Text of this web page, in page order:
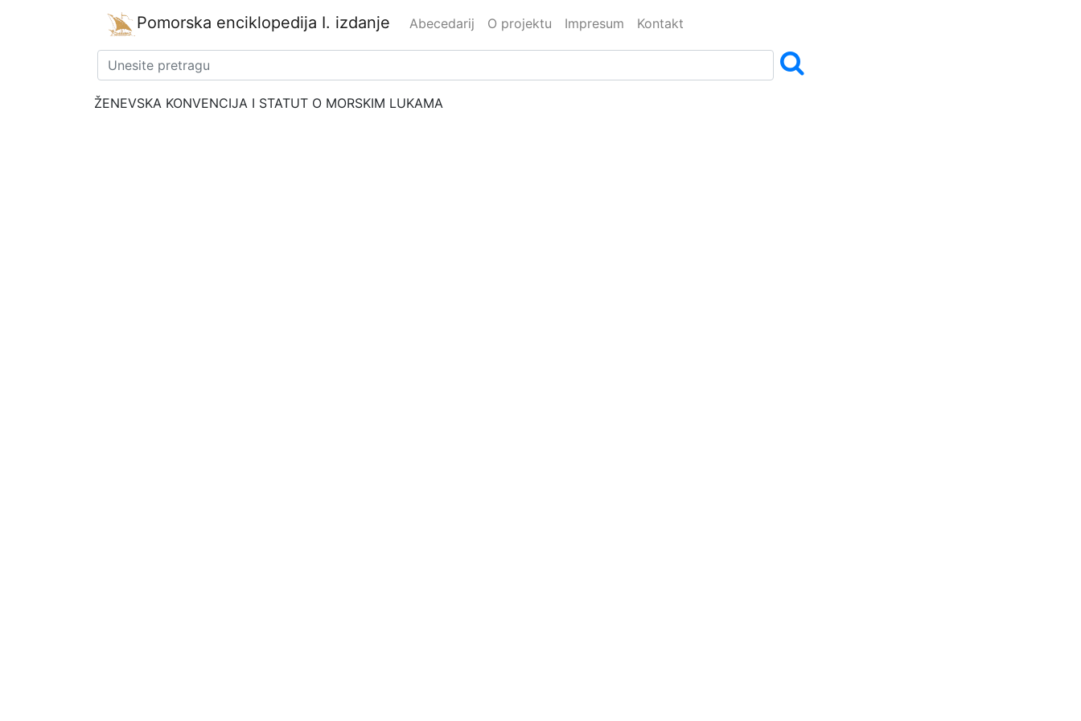
Pomorska enciklopedija I. izdanje Abecedarij O projektu Impresum Kontakt
ŽENEVSKA KONVENCIJA I STATUT O MORSKIM LUKAMA